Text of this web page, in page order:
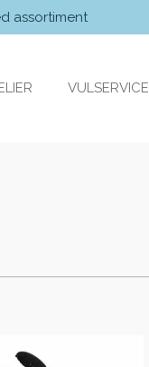
assortiment
VULSERVICE